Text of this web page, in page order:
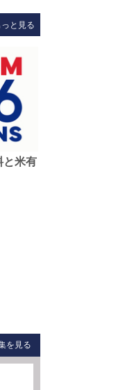
と見る
と米有
を見る